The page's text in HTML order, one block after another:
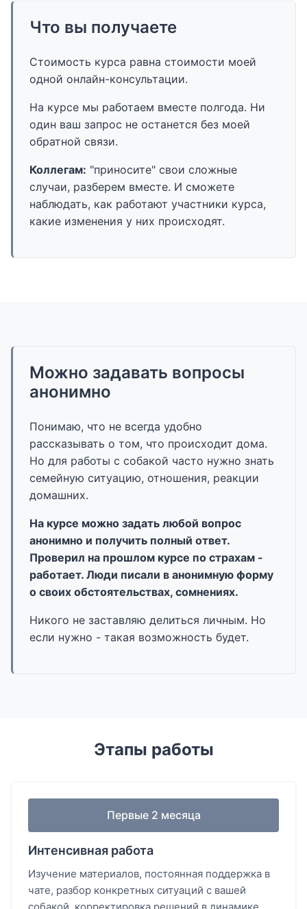
Что вы получаете
Стоимость курса равна стоимости моей
одной онлайн-консультации.
На курсе мы работаем вместе полгода. Ни
один ваш запрос не останется без моей
обратной связи.
Коллегам: "приносите" свои сложные
случаи, разберем вместе. И сможете
наблюдать, как работают участники курса,
какие изменения у них происходят.
Можно задавать вопросы
анонимно
Понимаю, что не всегда удобно
рассказывать о том, что происходит дома.
Но для работы с собакой часто нужно знать
семейную ситуацию, отношения, реакции
домашних.
На курсе можно задать любой вопрос
анонимно и получить полный ответ.
Проверил на прошлом курсе по страхам -
работает. Люди писали в анонимную форму
о своих обстоятельствах, сомнениях.
Никого не заставляю делиться личным. Но
если нужно - такая возможность будет.
Этапы работы
Первые 2 месяца
Интенсивная работа
Изучение материалов, постоянная поддержка в
чате, разбор конкретных ситуаций с вашей